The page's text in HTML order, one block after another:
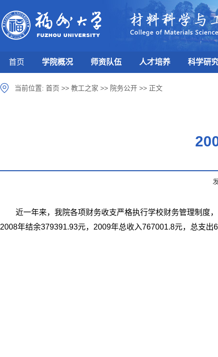
首页 学院概况 师资队伍 人才培养 科学研
当前位置: 首页 >> 教工之家 >> 院务公开 >> 正文
近一年来，我院各项财务收支严格执行学校财务管理制度
2008年结余379391.93元，2009年总收入767001.8元，总支出